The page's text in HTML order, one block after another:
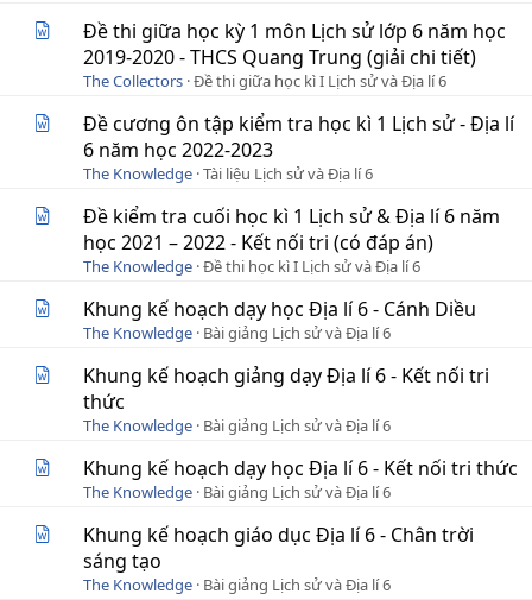
Đề thi giữa học kỳ 1 môn Lịch sử lớp 6 năm học
2019-2020 - THCS Quang Trung (giải chi tiết)
The Collectors Đề thi giữa học kì I Lịch sử và Địa lí 6
Đề cương ôn tập kiểm tra học kì 1 Lịch sử - Địa lí
6 năm học 2022-2023
The Knowledge Tài liệu Lịch sử và Địa lí 6
Đề kiểm tra cuối học kì 1 Lịch sử & Địa lí 6 năm
học 2021 – 2022 - Kết nối tri (có đáp án)
The Knowledge Đề thi học kì I Lịch sử và Địa lí 6
Khung kế hoạch dạy học Địa lí 6 - Cánh Diều
The Knowledge Bài giảng Lịch sử và Địa lí 6
Khung kế hoạch giảng dạy Địa lí 6 - Kết nối tri
thức
The Knowledge Bài giảng Lịch sử và Địa lí 6
Khung kế hoạch dạy học Địa lí 6 - Kết nối tri thức
The Knowledge Bài giảng Lịch sử và Địa lí 6
Khung kế hoạch giáo dục Địa lí 6 - Chân trời
sáng tạo
The Knowledge Bài giảng Lịch sử và Địa lí 6